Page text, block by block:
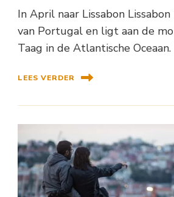
In April naar Lissabon
van Portugal en ligt aan de
Taag in de Atlantische
LEES VERDER